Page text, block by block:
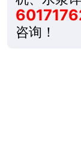
咨询！